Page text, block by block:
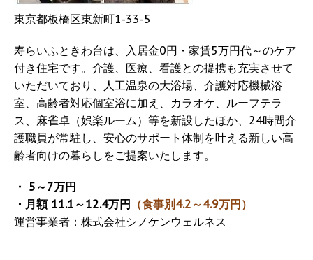
東京都板橋区東新町1-33-5
寿らいふときわ台は、入居金0円・家賃5万円代～のケア
付き住宅です。介護、医療、看護との提携も充実させて
いただいており、人工温泉の大浴場、介護対応機械浴
室、高齢者対応個室浴に加え、カラオケ、ルーフテラ
ス、麻雀卓（娯楽ルーム）等を新設したほか、24時間介
護職員が常駐し、安心のサポート体制を叶える新しい高
齢者向けの暮らしをご提案いたします。
・ 5～7万円
・月額 11.1～12.4万円 （食事別4.2～4.9万円）
運営事業者：株式会社シノケンウェルネス